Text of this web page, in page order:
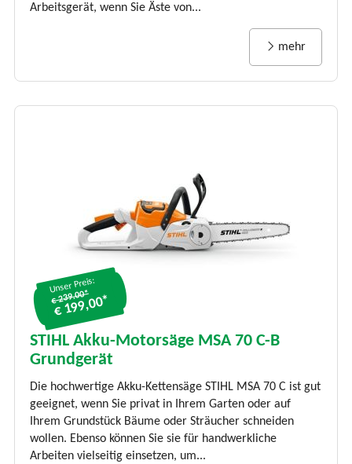
Arbeitsgerät, wenn Sie Äste von...
mehr
Unser Preis:
€ 239.00*
€ 199,00*
STIHL Akku-Motorsäge MSA 70 C-B
Grundgerät
Die hochwertige Akku-Kettensäge STIHL MSA 70 C ist gut
geeignet, wenn Sie privat in Ihrem Garten oder auf
Ihrem Grundstück Bäume oder Sträucher schneiden
wollen. Ebenso können Sie sie für handwerkliche
Arbeiten vielseitig einsetzen, um...